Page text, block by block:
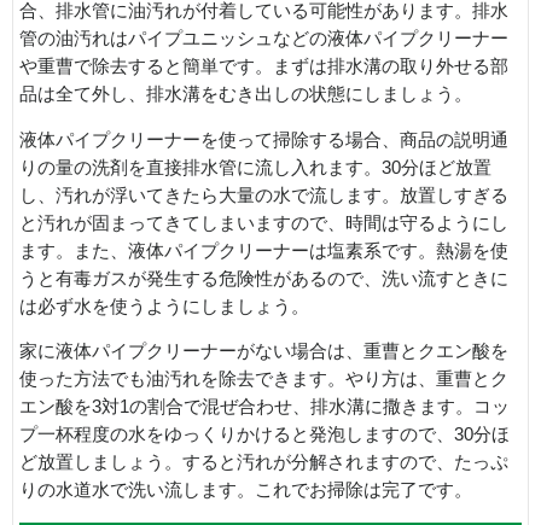
合、排水管に油汚れが付着している可能性があります。排水
管の油汚れはパイプユニッシュなどの液体パイプクリーナー
や重曹で除去すると簡単です。まずは排水溝の取り外せる部
品は全て外し、排水溝をむき出しの状態にしましょう。
液体パイプクリーナーを使って掃除する場合、商品の説明通
りの量の洗剤を直接排水管に流し入れます。30分ほど放置
し、汚れが浮いてきたら大量の水で流します。放置しすぎる
と汚れが固まってきてしまいますので、時間は守るようにし
ます。また、液体パイプクリーナーは塩素系です。熱湯を使
うと有毒ガスが発生する危険性があるので、洗い流すときに
は必ず水を使うようにしましょう。
家に液体パイプクリーナーがない場合は、重曹とクエン酸を
使った方法でも油汚れを除去できます。やり方は、重曹とク
エン酸を3対1の割合で混ぜ合わせ、排水溝に撒きます。コッ
プ一杯程度の水をゆっくりかけると発泡しますので、30分ほ
ど放置しましょう。すると汚れが分解されますので、たっぷ
りの水道水で洗い流します。これでお掃除は完了です。